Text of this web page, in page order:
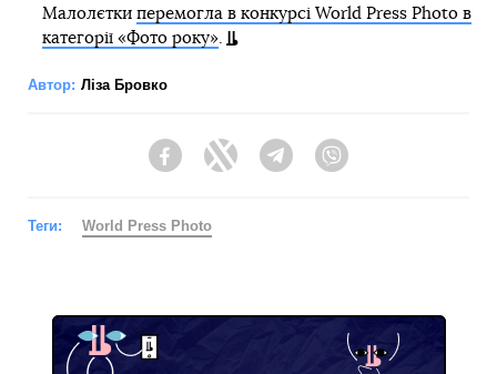
Малолєтки перемогла в конкурсі World Press Photo в
категорії «Фото року».
Автор: Ліза Бровко
FacebookTwitter Telegram
Теги: World Press Photo